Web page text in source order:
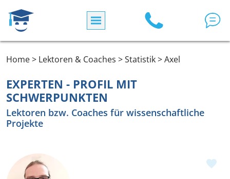
Home > Lektoren & Coaches > Statistik > Axel
EXPERTEN - PROFIL MIT
SCHWERPUNKTEN
Lektoren bzw. Coaches für wissenschaftliche
Projekte